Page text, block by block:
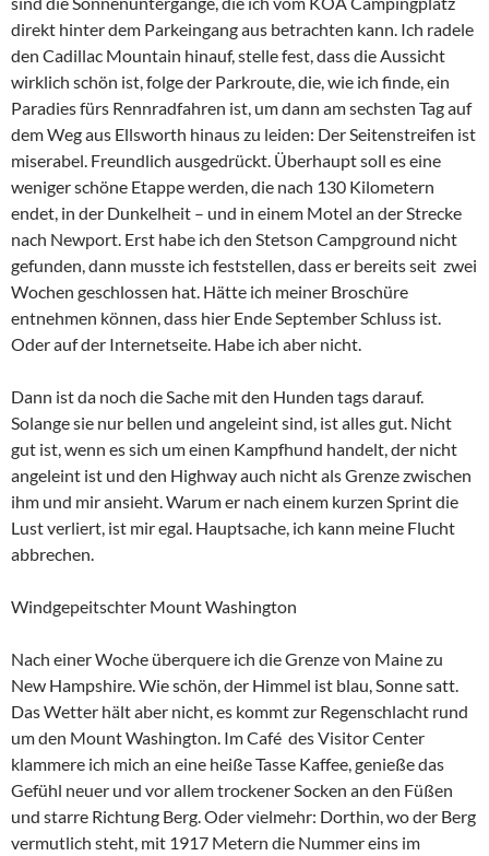
direkt hinter dem Parkeingang aus betrachten kann. Ich radele
den Cadillac Mountain hinauf, stelle fest, dass die Aussicht
wirklich schön ist, folge der Parkroute, die, wie ich finde, ein
Paradies fürs Rennradfahren ist, um dann am sechsten Tag auf
dem Weg aus Ellsworth hinaus zu leiden: Der Seitenstreifen ist
miserabel. Freundlich ausgedrückt. Überhaupt soll es eine
weniger schöne Etappe werden, die nach 130 Kilometern
endet, in der Dunkelheit – und in einem Motel an der Strecke
nach Newport. Erst habe ich den Stetson Campground nicht
gefunden, dann musste ich feststellen, dass er bereits seit zwei
Wochen geschlossen hat. Hätte ich meiner Broschüre
entnehmen können, dass hier Ende September Schluss ist.
Oder auf der Internetseite. Habe ich aber nicht.
Dann ist da noch die Sache mit den Hunden tags darauf.
Solange sie nur bellen und angeleint sind, ist alles gut. Nicht
gut ist, wenn es sich um einen Kampfhund handelt, der nicht
angeleint ist und den Highway auch nicht als Grenze zwischen
ihm und mir ansieht. Warum er nach einem kurzen Sprint die
Lust verliert, ist mir egal. Hauptsache, ich kann meine Flucht
abbrechen.
Windgepeitschter Mount Washington
Nach einer Woche überquere ich die Grenze von Maine zu
New Hampshire. Wie schön, der Himmel ist blau, Sonne satt.
Das Wetter hält aber nicht, es kommt zur Regenschlacht rund
um den Mount Washington. Im Café des Visitor Center
klammere ich mich an eine heiße Tasse Kaffee, genieße das
Gefühl neuer und vor allem trockener Socken an den Füßen
und starre Richtung Berg. Oder vielmehr: Dorthin, wo der Berg
vermutlich steht, mit 1917 Metern die Nummer eins im